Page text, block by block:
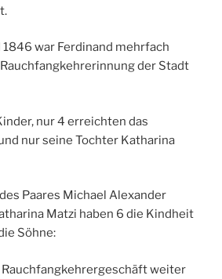
war Ferdinand mehrfach
der Stadt
nur 4 erreichten das
nur seine Tochter Katharina
Paares Michael Alexander
Matzi haben 6 die Kindheit
Söhne:
weiter